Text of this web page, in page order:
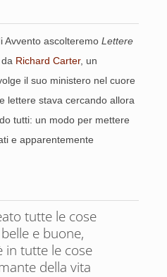
i fratelli
ecumeniche
i fratelli
Avvento ascolteremo Lettere
Richard Carter, un
il suo ministero nel cuore
lettere stava cercando allora
tutti: un modo per mettere
e apparentemente
tutte le cose
e buone,
in tutte le cose
della vita